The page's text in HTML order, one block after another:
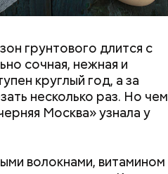
грунтового длится с
сочная, нежная и
круглый год, а за
несколько раз. Но чем
Москва» узнала у
волокнами, витамином